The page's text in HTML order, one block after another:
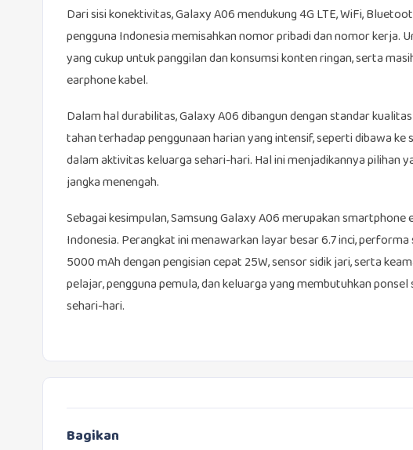
Dari sisi konektivitas, Galaxy A06 mendukung 4G LTE, WiFi,
pengguna Indonesia memisahkan nomor pribadi dan nomor kerja.
yang cukup untuk panggilan dan konsumsi konten ringan, serta
earphone kabel.
Dalam hal durabilitas, Galaxy A06 dibangun dengan standar
tahan terhadap penggunaan harian yang intensif, seperti dibawa ke
dalam aktivitas keluarga sehari-hari. Hal ini menjadikannya pilihan
jangka menengah.
Sebagai kesimpulan, Samsung Galaxy A06 merupakan
Indonesia. Perangkat ini menawarkan layar besar 6.7 inci,
5000 mAh dengan pengisian cepat 25W, sensor sidik jari, serta
pelajar, pengguna pemula, dan keluarga yang membutuhkan
sehari-hari.
Bagikan